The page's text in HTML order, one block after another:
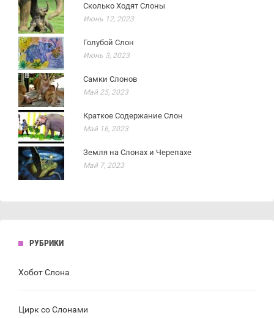
Сколько Ходят Слоны
Июнь 12, 2023
Голубой Слон
Июнь 3, 2023
Самки Слонов
Май 25, 2023
Краткое Содержание Слон
Май 16, 2023
Земля на Слонах и Черепахе
Май 7, 2023
РУБРИКИ
Хобот Слона
Цирк со Слонами